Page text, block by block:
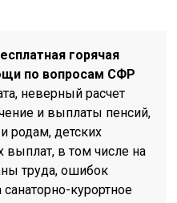
горячая
по вопросам CФР
неверный расчет
и выплаты пенсий,
родам, детских
выплат, в том числе на
труда, ошибок
курортное